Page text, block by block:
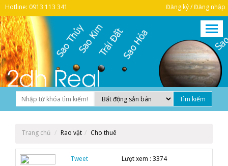
Hotline: 0913 113 341 Đăng ký / Đăng nhập
Trang chủ Rao vặt Cho thuê
Tweet Lượt xem : 3374